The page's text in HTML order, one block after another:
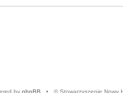
by phpBB • © Stowarzyszenie Nowy